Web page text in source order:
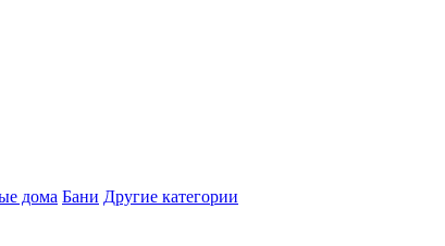
дома Бани Другие категории